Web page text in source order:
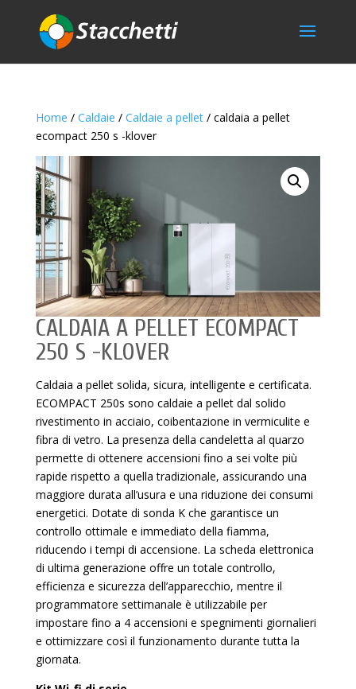
Home / Caldaie / Caldaie a pellet/ caldaia a pellet
ecompact 250 s -klover
CALDAIA A PELLET ECOMPACT
250 S -KLOVER
Caldaia a pellet solida, sicura, intelligente e certificata.
ECOMPACT 250s sono caldaie a pellet dal solido
rivestimento in acciaio, coibentazione in vermiculite e
fibra di vetro. La presenza della candeletta al quarzo
permette di ottenere accensioni fino a sei volte più
rapide rispetto a quella tradizionale, assicurando una
maggiore durata all’usura e una riduzione dei consumi
energetici. Dotate di sonda K che garantisce un
controllo ottimale e immediato della fiamma,
riducendo i tempi di accensione. La scheda elettronica
di ultima generazione offre un totale controllo,
efficienza e sicurezza dell’apparecchio, mentre il
programmatore settimanale è utilizzabile per
impostare fino a 4 accensioni e spegnimenti giornalieri
e ottimizzare così il funzionamento durante tutta la
giornata.